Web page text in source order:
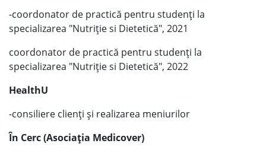
-coordonator de practică pentru studenți la
specializarea "Nutriție si Dietetică", 2021
coordonator de practică pentru studenți la
specializarea "Nutriție si Dietetică", 2022
HealthU
-consiliere clienți și realizarea meniurilor
În Cerc (Asociația Medicover)